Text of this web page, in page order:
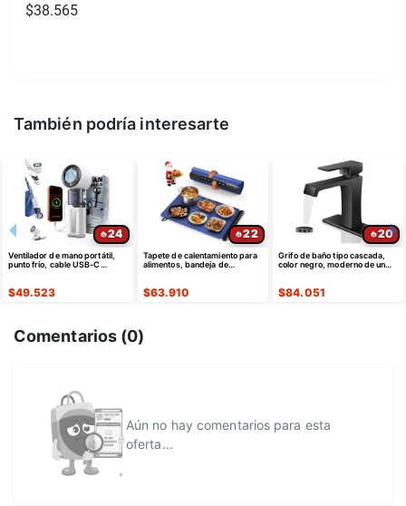
$38.565
También podría interesarte
24
Ventilador de mano portátil,
punto frío, cable USB-C
$49.523
22
Tapete de calentamiento para
alimentos, bandeja de
$63.910
20
Grifo de baño tipo cascada,
color negro, moderno de un
$84.051
Comentarios (0)
Aún no hay comentarios para esta
oferta...